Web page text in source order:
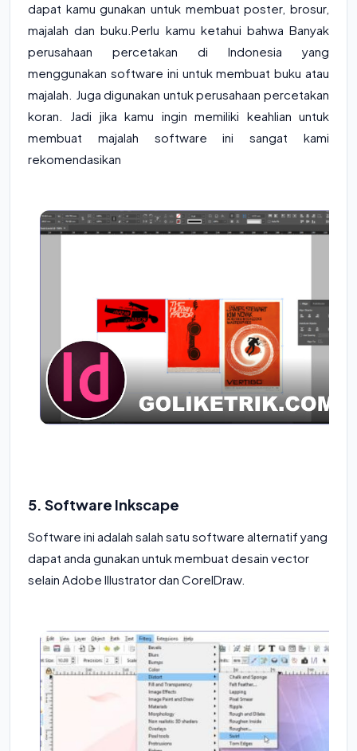
dapat kamu gunakan untuk membuat poster, brosur,
majalah dan buku.Perlu kamu ketahui bahwa Banyak
perusahaan percetakan di Indonesia yang
menggunakan software ini untuk membuat buku atau
majalah. Juga digunakan untuk perusahaan percetakan
koran. Jadi jika kamu ingin memiliki keahlian untuk
membuat majalah software ini sangat kami
rekomendasikan
5. Software Inkscape
Software ini adalah salah satu software alternatif yang
dapat anda gunakan untuk membuat desain vector
selain Adobe Illustrator dan CorelDraw.